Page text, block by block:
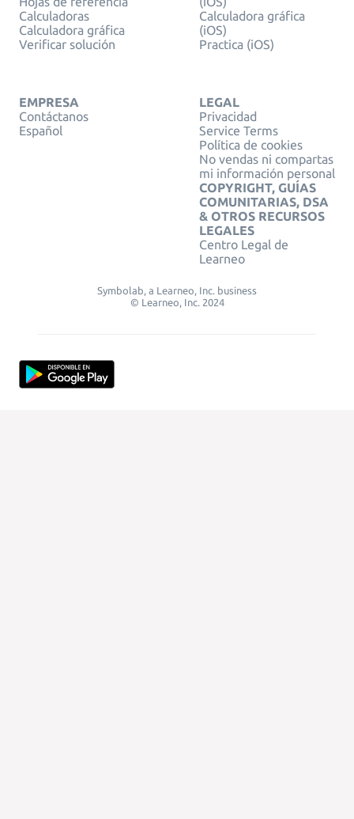
Calculadoras
Calculadora gráfica
Verificar solución
Calculadora gráfica
(iOS)
Practica (iOS)
EMPRESA
Contáctanos
Español
LEGAL
Privacidad
Service Terms
Política de cookies
No vendas ni compartas
mi información personal
COPYRIGHT, GUÍAS
COMUNITARIAS, DSA
& OTROS RECURSOS
LEGALES
Centro Legal de
Learneo
Symbolab, a Learneo, Inc. business
© Learneo, Inc. 2024